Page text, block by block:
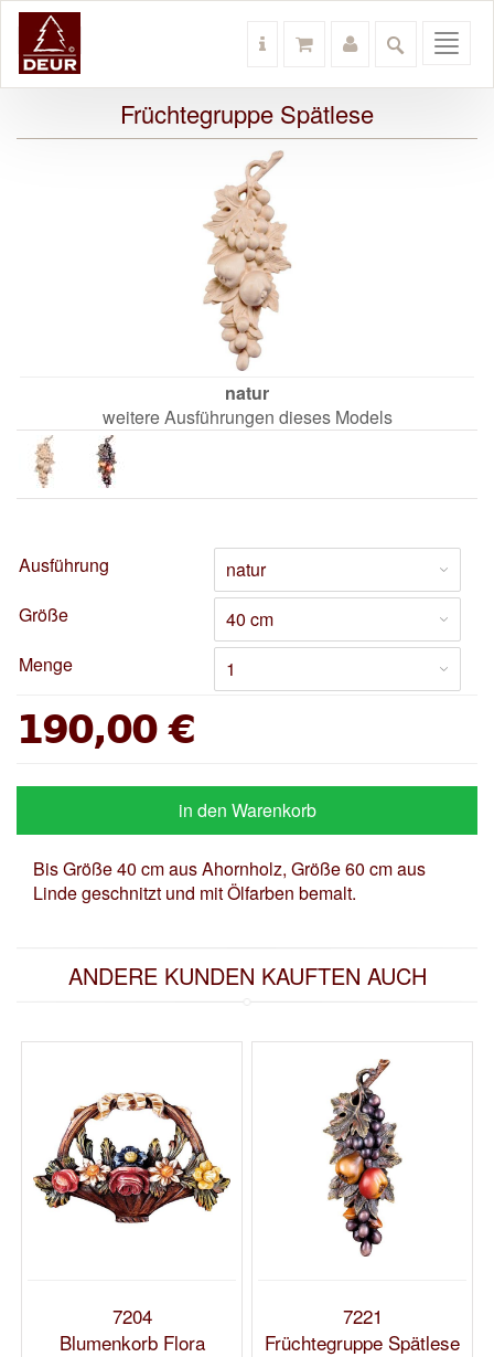
Früchtegruppe Spätlese
natur
weitere Ausführungen dieses Models
Ausführung
Größe
Menge
190,00 €
in den Warenkorb
Bis Größe 40 cm aus Ahornholz, Größe 60 cm aus
Linde geschnitzt und mit Ölfarben bemalt.
ANDERE KUNDEN KAUFTEN AUCH
7204
Blumenkorb Flora
7221
Früchtegruppe Spätlese